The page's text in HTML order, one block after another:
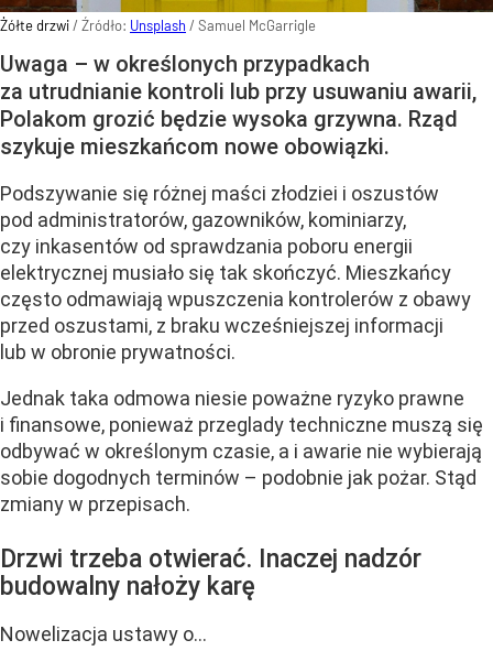
Żółte drzwi/ Źródło: Unsplash / Samuel McGarrigle
Uwaga – w określonych przypadkach
za utrudnianie kontroli lub przy usuwaniu awarii,
Polakom grozić będzie wysoka grzywna. Rząd
szykuje mieszkańcom nowe obowiązki.
Podszywanie się różnej maści złodziei i oszustów
pod administratorów, gazowników, kominiarzy,
czy inkasentów od sprawdzania poboru energii
elektrycznej musiało się tak skończyć. Mieszkańcy
często odmawiają wpuszczenia kontrolerów z obawy
przed oszustami, z braku wcześniejszej informacji
lub w obronie prywatności.
Jednak taka odmowa niesie poważne ryzyko prawne
i finansowe, ponieważ przeglady techniczne muszą się
odbywać w określonym czasie, a i awarie nie wybierają
sobie dogodnych terminów – podobnie jak pożar. Stąd
zmiany w przepisach.
Drzwi trzeba otwierać. Inaczej nadzór
budowalny nałoży karę
Nowelizacja ustawy o...